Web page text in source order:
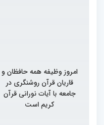
امروز وظیفه همه حافظان و
قاریان قرآن روشنگری در
جامعه با آیات نورانی قرآن
کریم است